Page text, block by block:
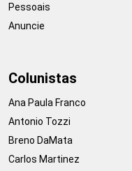
Pessoais
Anuncie
Colunistas
Ana Paula Franco
Antonio Tozzi
Breno DaMata
Carlos Martinez